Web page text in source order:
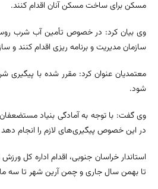
مسکن برای ساخت مسکن آنان اقدام کنند.
وی بیان کرد: در خصوص تأمین آب شرب
سازمان مدیریت و برنامه ریزی اقدام کنند و
معتمدیان عنوان کرد: مقرر شده با
شود.
وی گفت: با توجه به آمادگی بنیاد
در این خصوص پیگیری‌های لازم را انجام دهد و این
استاندار خراسان جنوبی، اقدام اداره کل
تا بهمن سال جاری و چمن آرین شهر تا سه